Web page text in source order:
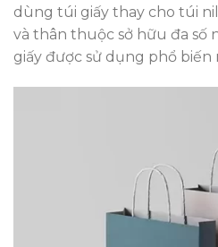
dùng túi giấy thay cho túi
và thân thuộc sở hữu đa số
giấy được sử dụng phổ biến